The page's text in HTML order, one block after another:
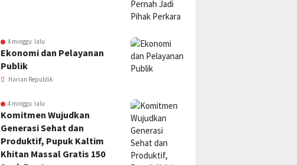
4 minggu lalu
Ekonomi dan Pelayanan
Publik
Harian Republik
4 minggu lalu
Komitmen Wujudkan
Generasi Sehat dan
Produktif, Pupuk Kaltim
Khitan Massal Gratis 150